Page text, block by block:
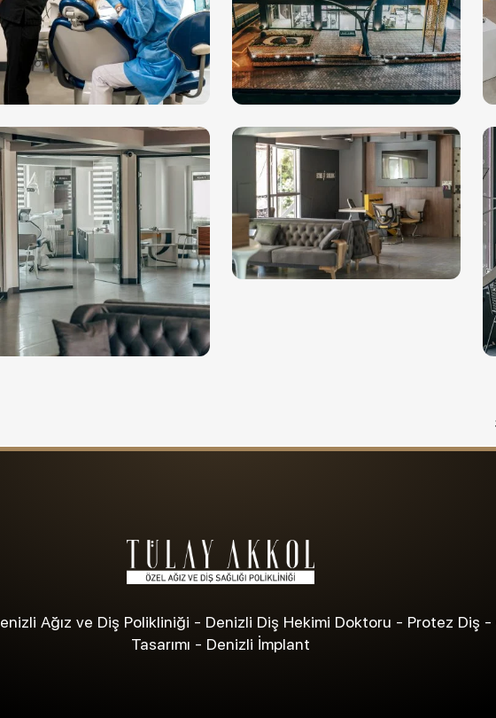
Ağız ve Diş Polikliniği - Denizli Diş Hekimi Doktoru - Protez Diş -
Tasarımı - Denizli İmplant